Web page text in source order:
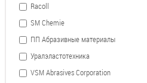
Racoll
SM Chemie
ПП Абразивные материалы
Уралэластотехника
VSM Abrasives Corporation